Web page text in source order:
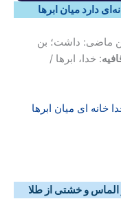
ماضی: داشت؛ بن
: خدا، ابرها /
خانه ای میان ابرها